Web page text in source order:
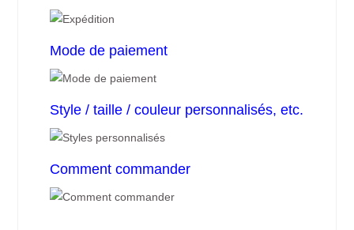
Mode de paiement
Style / taille / couleur personnalisés, etc.
Comment commander